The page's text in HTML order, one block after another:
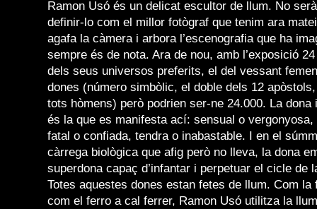
Ramon Usó és un delicat escultor de llum. No
definir-lo com el millor fotògraf que tenim ara
agafa la càmera i arbora l’escenografia que ha
sempre és de nota. Ara de nou, amb l’exposició
dels seus universos preferits, el del vessant
dones (número simbòlic, el doble dels 12
tots hòmens) però podrien ser-ne 24.000. La dona
és la que es manifesta ací: sensual o
fatal o confiada, tendra o inabastable. I en el
càrrega biològica que afig però no lleva, la dona
superdona capaç d’infantar i perpetuar el cicle de
Totes aquestes dones estan fetes de llum. Com
com el ferro a cal ferrer, Ramon Usó utilitza la